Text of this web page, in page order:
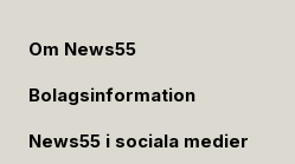
Om News55
Bolagsinformation
News55 i sociala medier